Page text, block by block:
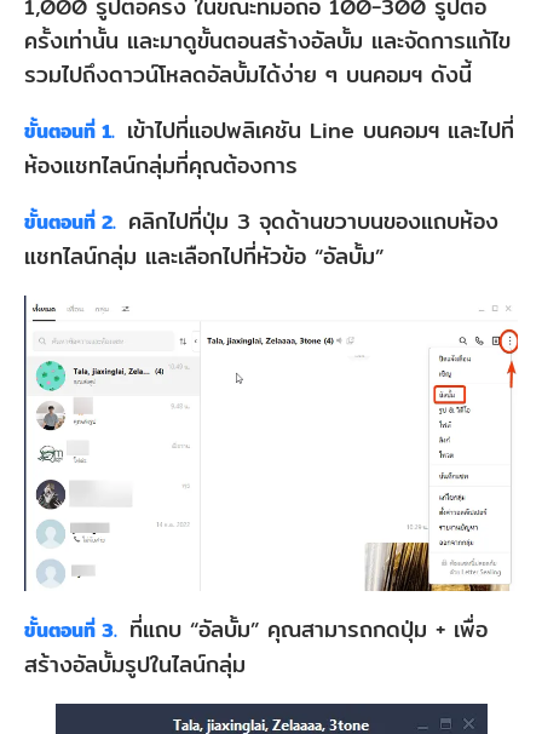
ครั้งเท่านั้น และมาดูขั้นตอนสร้างอัลบั้ม และจัดการแก้ไข
รวมไปถึงดาวน์โหลดอัลบั้มได้ง่าย ๆ บนคอมฯ ดังนี้
ขั้นตอนที่ 1. เข้าไปที่แอปพลิเคชัน Line บนคอมฯ และไปที่
ห้องแชทไลน์กลุ่มที่คุณต้องการ
ขั้นตอนที่ 2. คลิกไปที่ปุ่ม 3 จุดด้านขวาบนของแถบห้อง
แชทไลน์กลุ่ม และเลือกไปที่หัวข้อ “อัลบั้ม”
ขั้นตอนที่ 3. ที่แถบ “อัลบั้ม” คุณสามารถกดปุ่ม + เพื่อ
สร้างอัลบั้มรูปในไลน์กลุ่ม